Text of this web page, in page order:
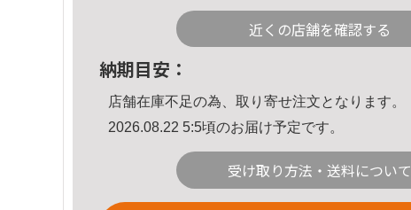
近くの店舗を確認する
納期目安：
店舗在庫不足の為、取り寄せ注文となります。
2026.08.22 5:5頃のお届け予定です。
受け取り方法・送料について